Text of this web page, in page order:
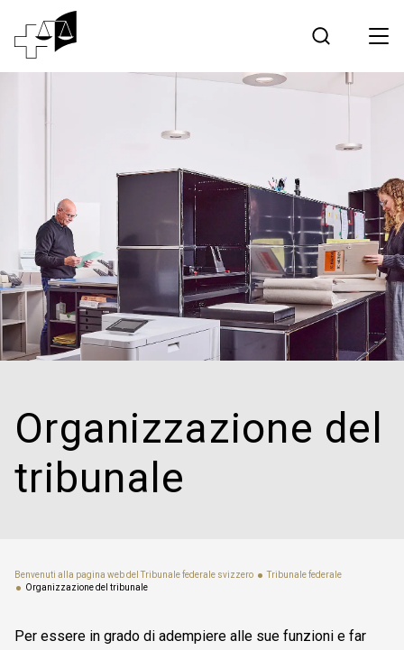
Contatto
Lavorare al Tribunale federale
Media
Organizzazione del
tribunale
Benvenuti alla pagina web del Tribunale federale svizzero
Tribunale federale
Organizzazione del tribunale
Per essere in grado di adempiere alle sue funzioni e far